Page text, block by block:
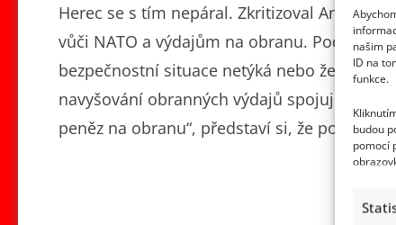
našim
ID na
funkce.
budou
pomocí
Herec se s tím nepáral. Zkritizoval Andreje
vůči NATO a výdajům na obranu. Podle
bezpečnostní situace netýká nebo že si
navyšování obranných výdajů spojuje s
peněz na obranu“, představí si, že politici